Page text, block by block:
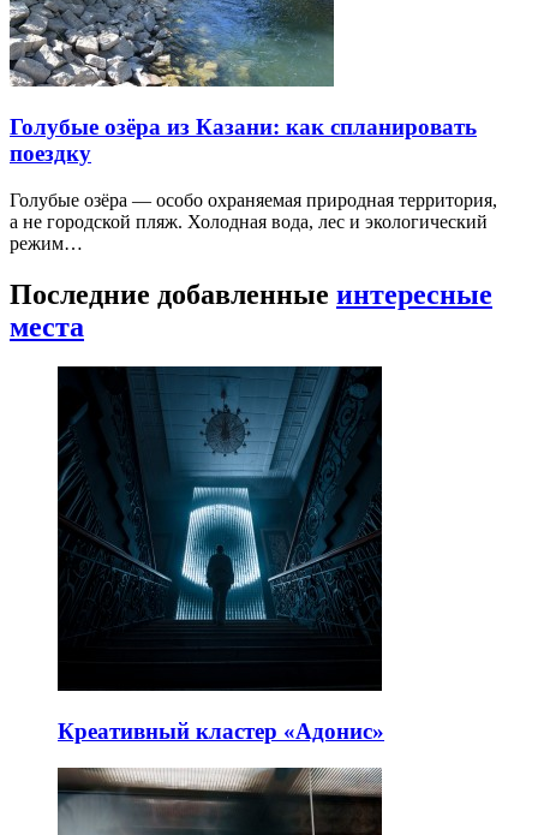
Голубые озёра из Казани: как спланировать
поездку
Голубые озёра — особо охраняемая природная территория,
а не городской пляж. Холодная вода, лес и экологический
режим…
Последние добавленные интересные
места
Креативный кластер «Адонис»